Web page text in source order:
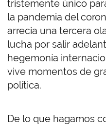
tristemente único
la pandemia del
arrecia una tercera
lucha por salir
hegemonía
vive momentos de
política.
De lo que hagamos